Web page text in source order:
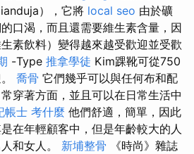
），它將 local seo 由於礦
口渴，而且還需要維生素含量，因
素飲料）變得越來越受歡迎並受歡
-Type 推拿學徒 Kim踝靴可從750
喬骨 它們幾乎可以與任何布和配
穿著方面，並且可以在日常生活中
帳士 考什麼 他們舒適，簡單，因此
在年輕顧客中，但是年齡較大的人
和女人。 新埔整骨 《時尚》雜誌